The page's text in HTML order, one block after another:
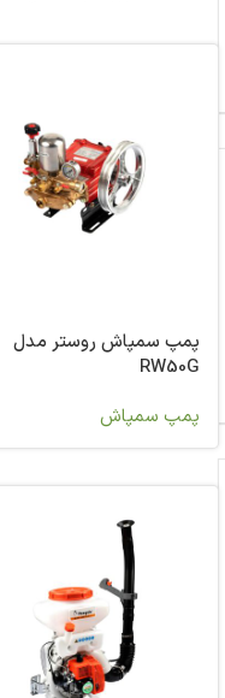
پمپ سمپاش روستر مدل
RW50G
پمپ سمپاش